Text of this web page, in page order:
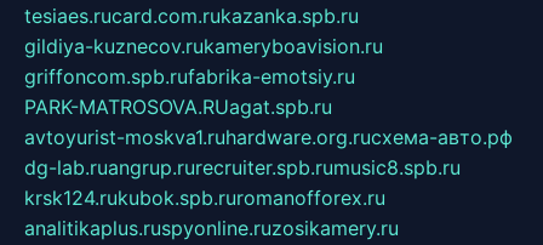
tesiaes.rucard.com.rukazanka.spb.ru
gildiya-kuznecov.rukameryboavision.ru
griffoncom.spb.rufabrika-emotsiy.ru
PARK-MATROSOVA.RUagat.spb.ru
avtoyurist-moskva1.ruhardware.org.ruсхема-авто.рф
dg-lab.ruangrup.rurecruiter.spb.rumusic8.spb.ru
krsk124.rukubok.spb.ruromanofforex.ru
analitikaplus.ruspyonline.ruzosikamery.ru